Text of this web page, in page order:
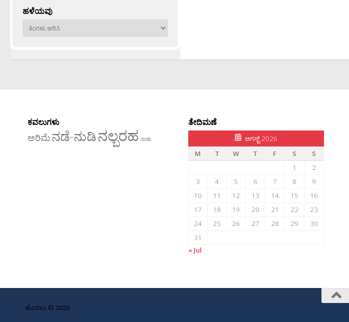
ಹಳೆಯವು
ಹಳೆಯವು
ಕವಲುಗಳು
ಅರಿಮೆನಡೆ-ನುಡಿನಲ್ಬರಹ ನಾಡು
ತೇದಿಮಣೆ
ಆಗಸ್ಟ್ 2026
M
T W T F S
S
1
2
3
4 5 6 7 8
9
10
11 12 13 14 15
16
17
18 19 20 21 22
23
24
25 26 27 28 29
30
31
« Jul
ಹೊನಲು © 2026.